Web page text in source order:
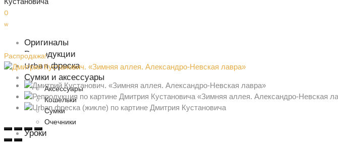
0
w
Оригиналы
Репродукции
Urban фреска
Сумки и аксессуары
Аксессуары
Кошельки
Сумки
Очечники
Уроки
Распродажа!